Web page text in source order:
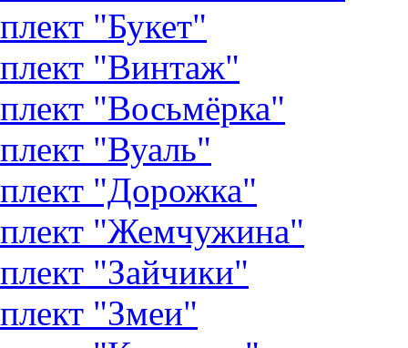
"Букет"
"Винтаж"
"Восьмёрка"
"Вуаль"
"Дорожка"
"Жемчужина"
"Зайчики"
"Змеи"